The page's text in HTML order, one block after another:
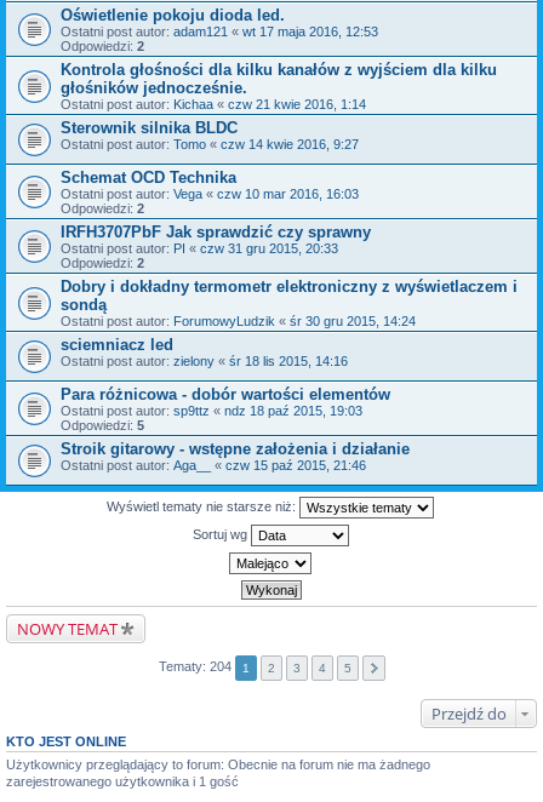
Oświetlenie pokoju dioda led.
Ostatni post autor: adam121 « wt 17 maja 2016, 12:53
Odpowiedzi: 2
Kontrola głośności dla kilku kanałów z wyjściem dla kilku
głośników jednocześnie.
Ostatni post autor: Kichaa « czw 21 kwie 2016, 1:14
Sterownik silnika BLDC
Ostatni post autor: Tomo « czw 14 kwie 2016, 9:27
Schemat OCD Technika
Ostatni post autor: Vega « czw 10 mar 2016, 16:03
Odpowiedzi: 2
IRFH3707PbF Jak sprawdzić czy sprawny
Ostatni post autor: PI « czw 31 gru 2015, 20:33
Odpowiedzi: 2
Dobry i dokładny termometr elektroniczny z wyświetlaczem i
sondą
Ostatni post autor: ForumowyLudzik « śr 30 gru 2015, 14:24
sciemniacz led
Ostatni post autor: zielony « śr 18 lis 2015, 14:16
Para różnicowa - dobór wartości elementów
Ostatni post autor: sp9ttz « ndz 18 paź 2015, 19:03
Odpowiedzi: 5
Stroik gitarowy - wstępne założenia i działanie
Ostatni post autor: Aga__ « czw 15 paź 2015, 21:46
Wyświetl tematy nie starsze niż:
Sortuj wg
NOWY TEMAT
Tematy: 204 1 2 3 4 5
Przejdź do
KTO JEST ONLINE
Użytkownicy przeglądający to forum: Obecnie na forum nie ma żadnego
zarejestrowanego użytkownika i 1 gość